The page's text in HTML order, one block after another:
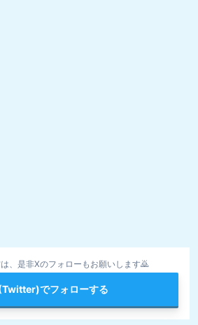
、是非Xのフォローもお願いします🙇
でフォローする